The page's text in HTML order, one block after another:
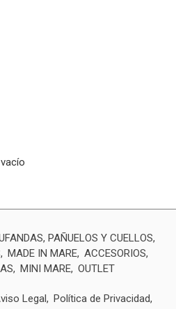
PAÑUELOS Y CUELLOS
MADE IN MARE ACCESORIOS
MINI MARE OUTLET
Legal
Política de Privacidad